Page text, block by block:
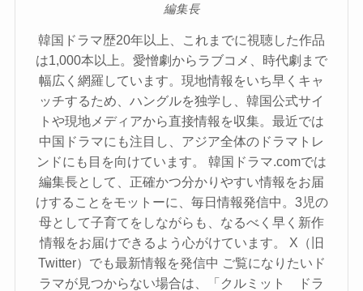
編集長
韓国ドラマ歴20年以上、これまでに視聴した作品
は1,000本以上。愛憎劇からラブコメ、時代劇まで
幅広く網羅しています。現地情報をいち早くキャ
ッチするため、ハングルを独学し、韓国公式サイ
トや現地メディアから直接情報を収集。最近では
中国ドラマにも注目し、アジア全体のドラマトレ
ンドにも目を向けています。 韓国ドラマ.comでは
編集長として、正確かつ分かりやすい情報をお届
けすることをモットーに、毎日情報発信中。3児の
母として子育てをしながらも、なるべく早く新作
情報をお届けできるよう心がけています。 X（旧
Twitter）でも最新情報を発信中 ご覧になりたいド
ラマが見つからない場合は、「クルミット ドラ